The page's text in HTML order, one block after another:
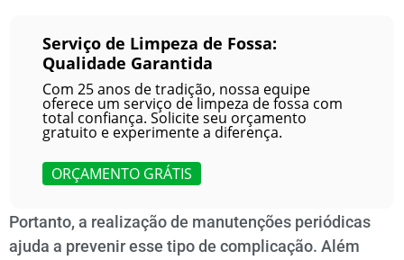
Serviço de Limpeza de Fossa:
Qualidade Garantida
Com 25 anos de tradição, nossa equipe
oferece um serviço de limpeza de fossa com
total confiança. Solicite seu orçamento
gratuito e experimente a diferença.
ORÇAMENTO GRÁTIS
Portanto, a realização de manutenções periódicas
ajuda a prevenir esse tipo de complicação. Além